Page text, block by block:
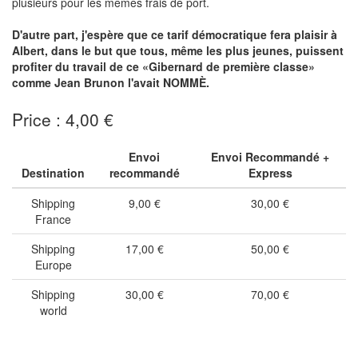
D'autre part, j'espère que ce tarif démocratique fera plaisir à
Albert, dans le but que tous, même les plus jeunes, puissent
profiter du travail de ce «Gibernard de première classe»
comme Jean Brunon l'avait NOMMÈ.
Price : 4,00 €
Destination
Envoi
recommandé
Envoi Recommandé +
Express
Shipping
France
9,00 € 30,00 €
Shipping
Europe
17,00 € 50,00 €
Shipping
world
30,00 € 70,00 €